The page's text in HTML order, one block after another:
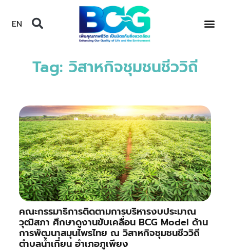
EN
Tag: วิสาหกิจชุมชนชีววิถี
คณะกรรมาธิการติดตามการบริหารงบประมาณ
วุฒิสภา ศึกษาดูงานขับเคลื่อน BCG Model ด้าน
การพัฒนาสมุนไพรไทย ณ วิสาหกิจชุมชนชีววิถี
ตำบลน้ำเกี๋ยน อำเภอภูเพียง